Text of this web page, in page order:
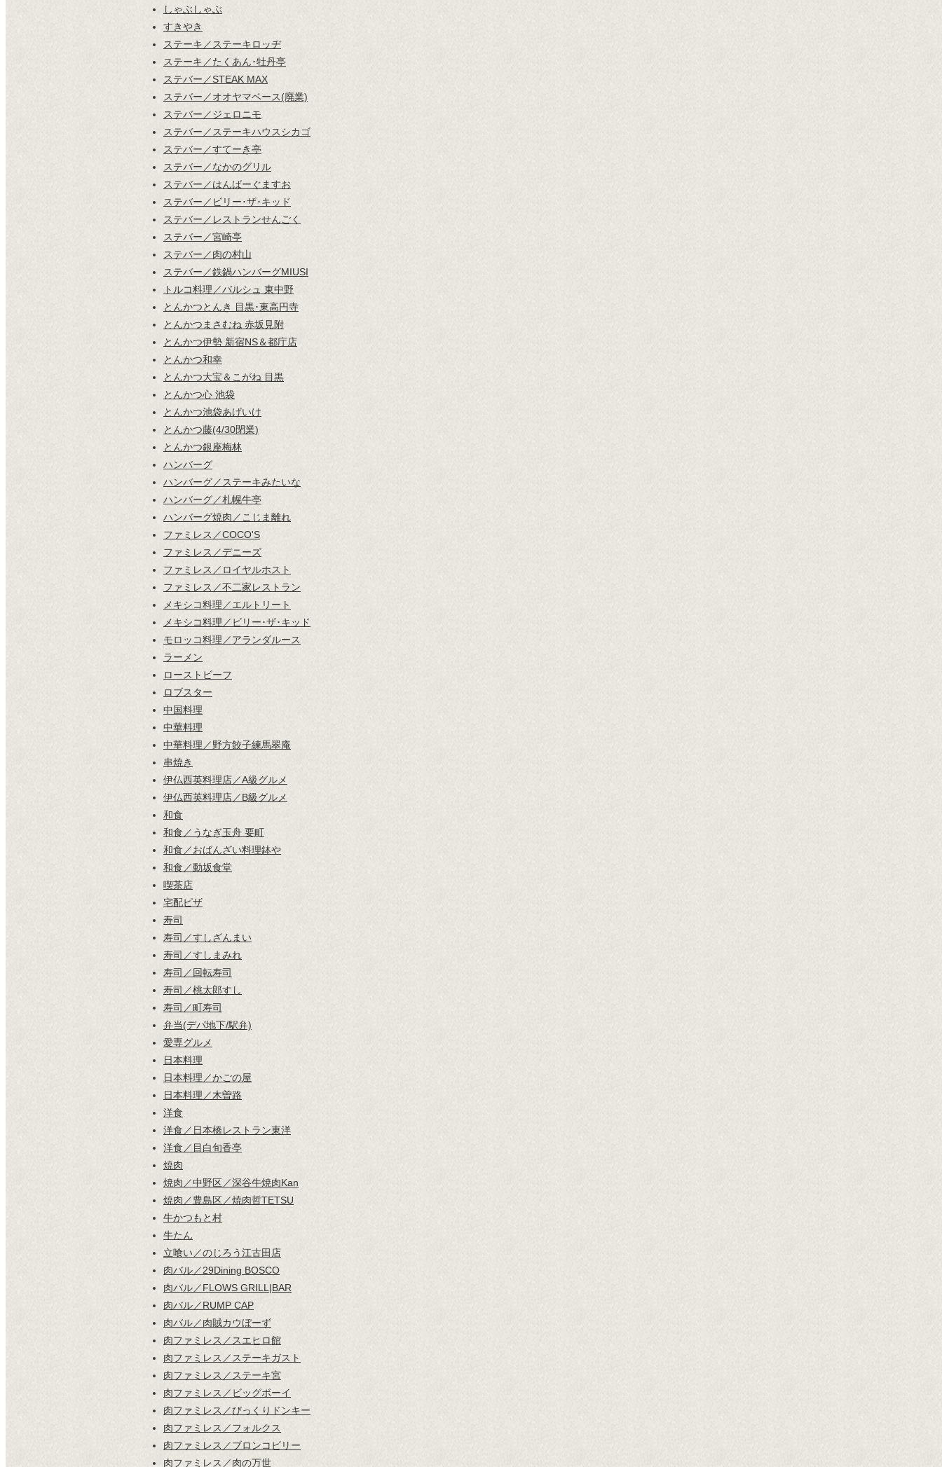
しゃぶしゃぶ
すきやき
ステーキ／ステーキロッヂ
ステーキ／たくあん･牡丹亭
ステバー／STEAK MAX
ステバー／オオヤマベース(廃業)
ステバー／ジェロニモ
ステバー／ステーキハウスシカゴ
ステバー／すてーき亭
ステバー／なかのグリル
ステバー／はんばーぐますお
ステバー／ビリー･ザ･キッド
ステバー／レストランせんごく
ステバー／宮崎亭
ステバー／肉の村山
ステバー／鉄鍋ハンバーグMIUSI
トルコ料理／バルシュ 東中野
とんかつとんき 目黒･東高円寺
とんかつまさむね 赤坂見附
とんかつ伊勢 新宿NS＆都庁店
とんかつ和幸
とんかつ大宝＆こがね 目黒
とんかつ心 池袋
とんかつ池袋あげいけ
とんかつ藤(4/30閉業)
とんかつ銀座梅林
ハンバーグ
ハンバーグ／ステーキみたいな
ハンバーグ／札幌牛亭
ハンバーグ焼肉／こじま離れ
ファミレス／COCO'S
ファミレス／デニーズ
ファミレス／ロイヤルホスト
ファミレス／不二家レストラン
メキシコ料理／エルトリート
メキシコ料理／ビリー･ザ･キッド
モロッコ料理／アランダルース
ラーメン
ローストビーフ
ロブスター
中国料理
中華料理
中華料理／野方餃子練馬翠庵
串焼き
伊仏西英料理店／A級グルメ
伊仏西英料理店／B級グルメ
和食
和食／うなぎ玉舟 要町
和食／おばんざい料理鉢や
和食／動坂食堂
喫茶店
宅配ピザ
寿司
寿司／すしざんまい
寿司／すしまみれ
寿司／回転寿司
寿司／桃太郎すし
寿司／町寿司
弁当(デパ地下/駅弁)
愛専グルメ
日本料理
日本料理／かごの屋
日本料理／木曽路
洋食
洋食／日本橋レストラン東洋
洋食／目白旬香亭
焼肉
焼肉／中野区／深谷牛焼肉Kan
焼肉／豊島区／焼肉哲TETSU
牛かつもと村
牛たん
立喰い／のじろう江古田店
肉バル／29Dining BOSCO
肉バル／FLOWS GRILL|BAR
肉バル／RUMP CAP
肉バル／肉賊カウぼーず
肉ファミレス／スエヒロ館
肉ファミレス／ステーキガスト
肉ファミレス／ステーキ宮
肉ファミレス／ビッグボーイ
肉ファミレス／びっくりドンキー
肉ファミレス／フォルクス
肉ファミレス／ブロンコビリー
肉ファミレス／肉の万世